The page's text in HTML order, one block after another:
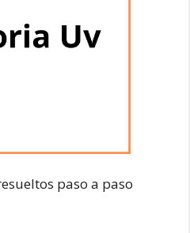
paso a paso